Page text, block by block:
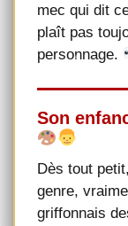
mec qui dit
plaît pas
personnage.
Son
Dès tout
genre,
griffonnais